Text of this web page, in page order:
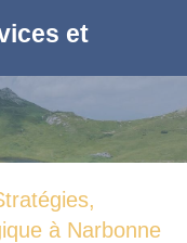
et
à Narbonne